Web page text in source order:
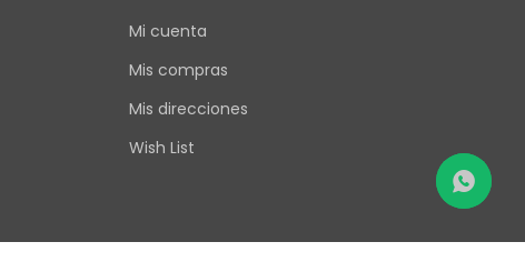
Mi cuenta
Mis compras
Mis direcciones
Wish List